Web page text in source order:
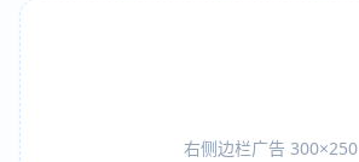
右侧边栏广告 300×250